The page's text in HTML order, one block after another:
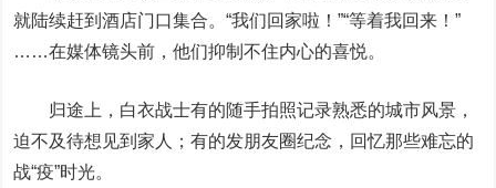
就陆续赶到酒店门口集合。“我们回家啦！”“等着我回来！”
……在媒体镜头前，他们抑制不住内心的喜悦。
归途上，白衣战士有的随手拍照记录熟悉的城市风景，
迫不及待想见到家人；有的发朋友圈纪念，回忆那些难忘的
战“疫”时光。